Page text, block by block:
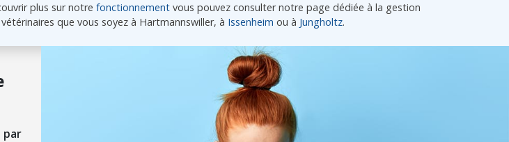
plus sur notre fonctionnementvous pouvez consulter notre page dédiée à la gestion
que vous soyez à Hartmannswiller, à Issenheim ou à Jungholtz.
par